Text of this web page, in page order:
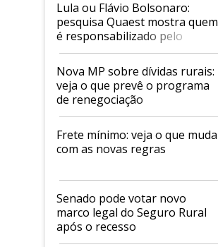
Lula ou Flávio Bolsonaro:
pesquisa Quaest mostra quem
é responsabilizado pelo
tarifaço dos EUA
Nova MP sobre dívidas rurais:
veja o que prevê o programa
de renegociação
Frete mínimo: veja o que muda
com as novas regras
Senado pode votar novo
marco legal do Seguro Rural
após o recesso